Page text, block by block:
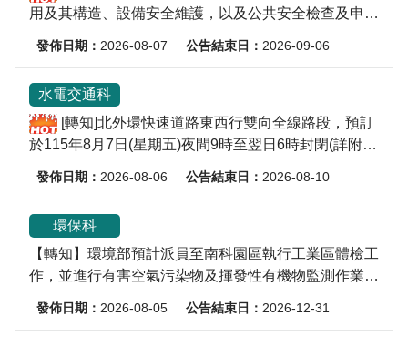
用及其構造、設備安全維護，以及公共安全檢查及申報
2026-08-07 2026-09-06
[轉知]北外環快速道路東西行雙向全線路段，預訂
於115年8月7日(星期五)夜間9時至翌日6時封閉(詳附
水電交通科
2026-08-06 2026-08-10
【轉知】環境部預計派員至南科園區執行工業區體檢工
作，並進行有害空氣污染物及揮發性有機物監測作業，
請園區廠商加強落實空污防制工作。
環保科
2026-08-05 2026-12-31